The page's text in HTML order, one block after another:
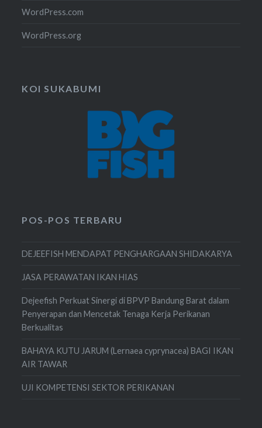
WordPress.com
WordPress.org
KOI SUKABUMI
POS-POS TERBARU
DEJEEFISH MENDAPAT PENGHARGAAN SHIDAKARYA
JASA PERAWATAN IKAN HIAS
Dejeefish Perkuat Sinergi di BPVP Bandung Barat dalam
Penyerapan dan Mencetak Tenaga Kerja Perikanan
Berkualitas
BAHAYA KUTU JARUM (Lernaea cyprynacea) BAGI IKAN
AIR TAWAR
UJI KOMPETENSI SEKTOR PERIKANAN